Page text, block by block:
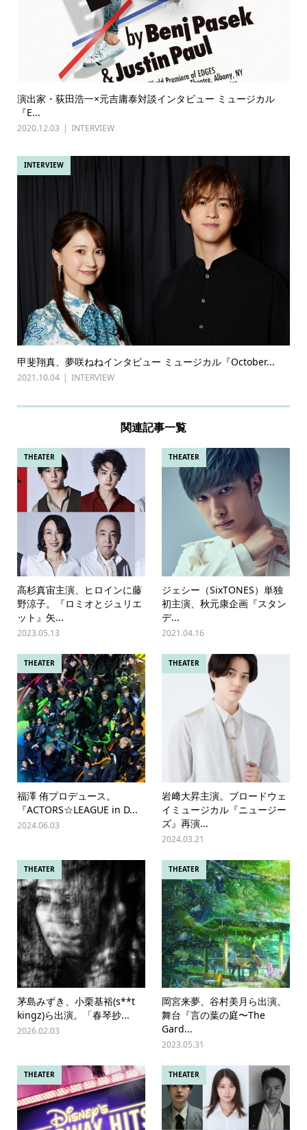
演出家・荻田浩一×元吉庸泰対談インタビュー ミュージカル
『E...
2020.12.03 INTERVIEW
INTERVIEW
甲斐翔真、夢咲ねねインタビュー ミュージカル『October...
2021.10.04 INTERVIEW
関連記事一覧
THEATER
高杉真宙主演、ヒロインに藤
野涼子。『ロミオとジュリエ
ット』矢...
2023.05.13
THEATER
ジェシー（SixTONES）単独
初主演、秋元康企画『スタン
デ...
2021.04.16
THEATER
福澤 侑プロデュース。
『ACTORS☆LEAGUE in D...
2024.06.03
THEATER
岩﨑大昇主演。ブロードウェ
イミュージカル『ニュージー
ズ』再演...
2024.03.21
THEATER
茅島みずき、小栗基裕(s**t
kingz)ら出演。「春琴抄...
2026.02.03
THEATER
岡宮来夢、谷村美月ら出演。
舞台『言の葉の庭〜The
Gard...
2023.05.31
THEATER THEATER